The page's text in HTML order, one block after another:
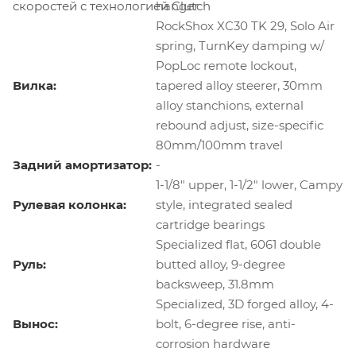
скоростей с технологией Clutch
hanger
Вилка:
RockShox XC30 TK 29, Solo Air
spring, TurnKey damping w/
PopLoc remote lockout,
tapered alloy steerer, 30mm
alloy stanchions, external
rebound adjust, size-specific
80mm/100mm travel
Задний амортизатор: -
Рулевая колонка:
1-1/8" upper, 1-1/2" lower, Campy
style, integrated sealed
cartridge bearings
Руль:
Specialized flat, 6061 double
butted alloy, 9-degree
backsweep, 31.8mm
Вынос:
Specialized, 3D forged alloy, 4-
bolt, 6-degree rise, anti-
corrosion hardware